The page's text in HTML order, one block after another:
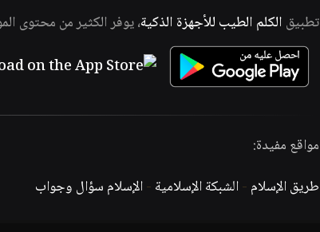
تطبيق الكلم الطيب للأجهزة الذكية، يوفر الكثير من محتوى
مواقع مفيدة:
طريق الإسلام -الشبكة الإسلامية -الإسلام سؤال وجواب